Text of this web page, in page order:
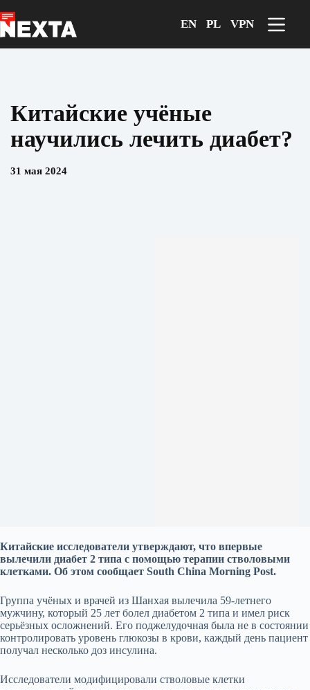
к
сути
EN PL VPN
Китайские учёные
научились лечить диабет?
31 мая 2024
Китайские исследователи утверждают, что впервые
вылечили диабет 2 типа с помощью терапии стволовыми
клетками. Об этом сообщает South China Morning Post.
Группа учёных и врачей из Шанхая вылечила 59-летнего
мужчину, который 25 лет болел диабетом 2 типа и имел риск
серьёзных осложнений. Его поджелудочная была не в состоянии
контролировать уровень глюкозы в крови, каждый день пациент
получал несколько доз инсулина.
Исследователи модифицировали стволовые клетки